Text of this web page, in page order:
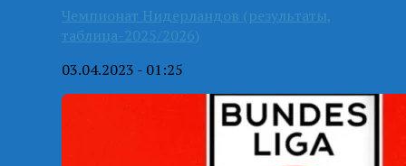
Чемпионат Нидерландов (результаты,
таблица-2025/2026)
03.04.2023 - 01:25